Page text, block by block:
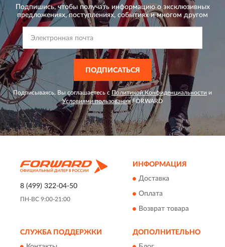
Подпишись, чтобы получать информацию о эксклюзивных
предложениях,поступлениях, событиях и многом другом
ПОДПИСАТЬСЯ
Подписываясь, Вы соглашаетесь с Политикой Конфиденциальности и
Условиями пользованияFORWARD
8 (499) 322-04-50
ПН-ВС 9:00-21:00
ИНФОРМАЦИЯ
Доставка
Оплата
Возврат товара
СЛУЖБА ПОДДЕРЖКИ ДОПОЛНИТЕЛЬНО